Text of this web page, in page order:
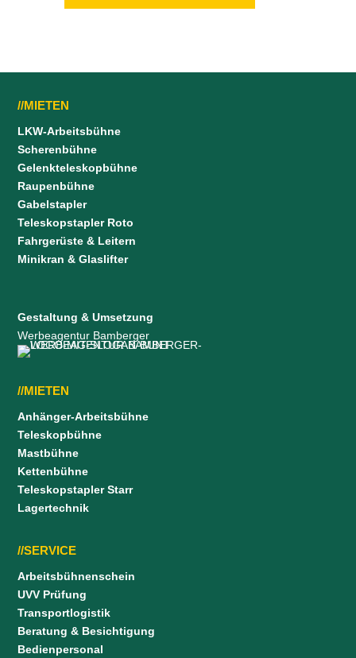
//MIETEN
LKW-Arbeitsbühne
Scherenbühne
Gelenkteleskopbühne
Raupenbühne
Gabelstapler
Teleskopstapler Roto
Fahrgerüste & Leitern
Minikran & Glaslifter
Gestaltung & Umsetzung
Werbeagentur Bamberger
//MIETEN
Anhänger-Arbeitsbühne
Teleskopbühne
Mastbühne
Kettenbühne
Teleskopstapler Starr
Lagertechnik
//SERVICE
Arbeitsbühnenschein
UVV Prüfung
Transportlogistik
Beratung & Besichtigung
Bedienpersonal